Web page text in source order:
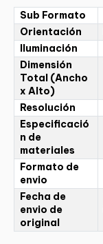
Sub Formato
Orientación
Iluminación
Dimensión
Total (Ancho
x Alto)
Resolución
Especificació
n de
materiales
Formato de
envio
Fecha de
envio de
original